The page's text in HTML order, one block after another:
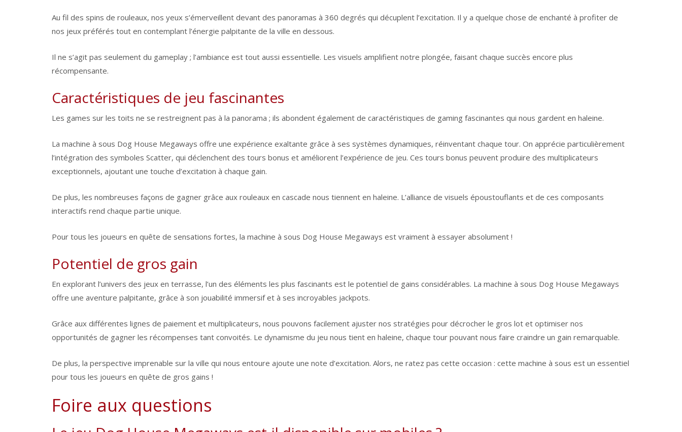
Au fil des spins de rouleaux, nos yeux s’émerveillent devant des panoramas à 360 degrés qui décuplent l’excitation. Il y a quelque chose de enchanté à profiter de
nos jeux préférés tout en contemplant l’énergie palpitante de la ville en dessous.
Il ne s’agit pas seulement du gameplay ; l’ambiance est tout aussi essentielle. Les visuels amplifient notre plongée, faisant chaque succès encore plus
récompensante.
Caractéristiques de jeu fascinantes
Les games sur les toits ne se restreignent pas à la panorama ; ils abondent également de caractéristiques de gaming fascinantes qui nous gardent en haleine.
La machine à sous Dog House Megaways offre une expérience exaltante grâce à ses systèmes dynamiques, réinventant chaque tour. On apprécie particulièrement
l’intégration des symboles Scatter, qui déclenchent des tours bonus et améliorent l’expérience de jeu. Ces tours bonus peuvent produire des multiplicateurs
exceptionnels, ajoutant une touche d’excitation à chaque gain.
De plus, les nombreuses façons de gagner grâce aux rouleaux en cascade nous tiennent en haleine. L’alliance de visuels époustouflants et de ces composants
interactifs rend chaque partie unique.
Pour tous les joueurs en quête de sensations fortes, la machine à sous Dog House Megaways est vraiment à essayer absolument !
Potentiel de gros gain
En explorant l’univers des jeux en terrasse, l’un des éléments les plus fascinants est le potentiel de gains considérables. La machine à sous Dog House Megaways
offre une aventure palpitante, grâce à son jouabilité immersif et à ses incroyables jackpots.
Grâce aux différentes lignes de paiement et multiplicateurs, nous pouvons facilement ajuster nos stratégies pour décrocher le gros lot et optimiser nos
opportunités de gagner les récompenses tant convoités. Le dynamisme du jeu nous tient en haleine, chaque tour pouvant nous faire craindre un gain remarquable.
De plus, la perspective imprenable sur la ville qui nous entoure ajoute une note d’excitation. Alors, ne ratez pas cette occasion : cette machine à sous est un essentiel
pour tous les joueurs en quête de gros gains !
Foire aux questions